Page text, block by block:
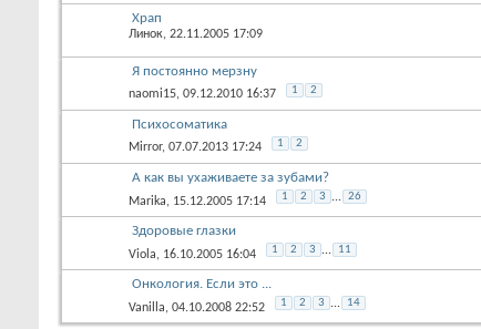
Храп
Линок, 22.11.2005 17:09
Я постоянно мерзну
naomi15, 09.12.2010 16:37 1 2
Психосоматика
Mirror, 07.07.2013 17:24 1 2
А как вы ухаживаете за зубами?
Marika, 15.12.2005 17:14 1 2 3 ... 26
Здоровые глазки
Viola, 16.10.2005 16:04 1 2 3 ... 11
Онкология. Если это ...
Vanilla, 04.10.2008 22:52 1 2 3 ... 14